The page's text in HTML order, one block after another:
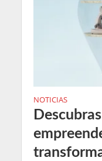
NOTICIAS